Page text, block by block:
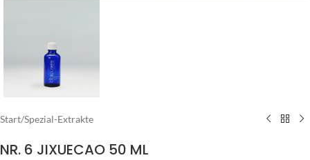
Start/Spezial-Extrakte
NR. 6 JIXUECAO 50 ML